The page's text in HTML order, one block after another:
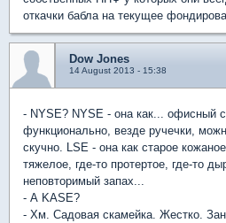
откачки бабла на текущее
Dow Jones
14 August 2013 - 15:38
- NYSE? NYSE - она как... офисный
функционально, везде ручечки,
скучно. LSE - она как старое
тяжелое, где-то протертое, где-то
неповторимый запах...
- А KASE?
- Хм. Садовая скамейка. Жестко.